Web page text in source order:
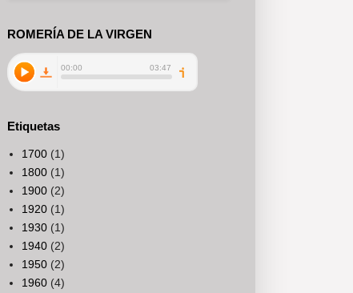
ROMERÍA DE LA VIRGEN
Etiquetas
1700 (1)
1800 (1)
1900 (2)
1920 (1)
1930 (1)
1940 (2)
1950 (2)
1960 (4)